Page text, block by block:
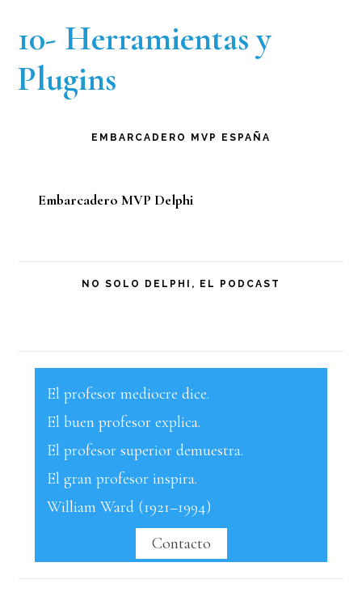
10- Herramientas y
Plugins
EMBARCADERO MVP ESPAÑA
Embarcadero MVP Delphi
NO SOLO DELPHI, EL PODCAST
El profesor mediocre dice.
El buen profesor explica.
El profesor superior demuestra.
El gran profesor inspira.
William Ward (1921–1994)
Contacto